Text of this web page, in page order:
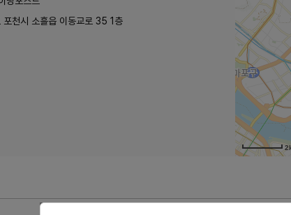
천시 소흘읍 이동교로 35 1층